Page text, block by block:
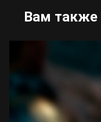
Вам также